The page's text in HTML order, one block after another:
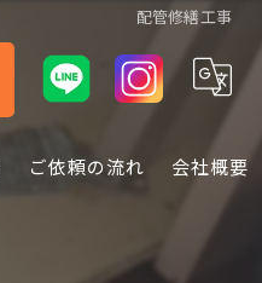
配管修繕工事
ご依頼の流れ 会社概要